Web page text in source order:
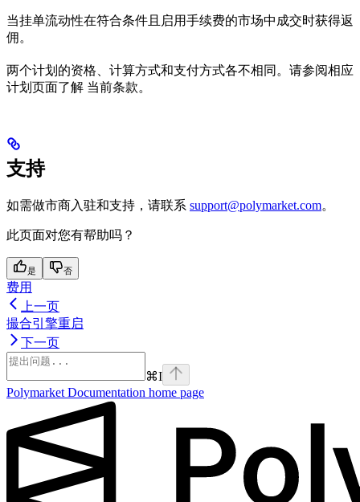
当挂单流动性在符合条件且启用手续费的市场中成交时获得返
佣。
两个计划的资格、计算方式和支付方式各不相同。请参阅相应
计划页面了解 当前条款。
支持
如需做市商入驻和支持，请联系 support@polymarket.com。
此页面对您有帮助吗？
是 否
费用
上一页
撮合引擎重启
下一页
⌘I
Polymarket Documentation home page